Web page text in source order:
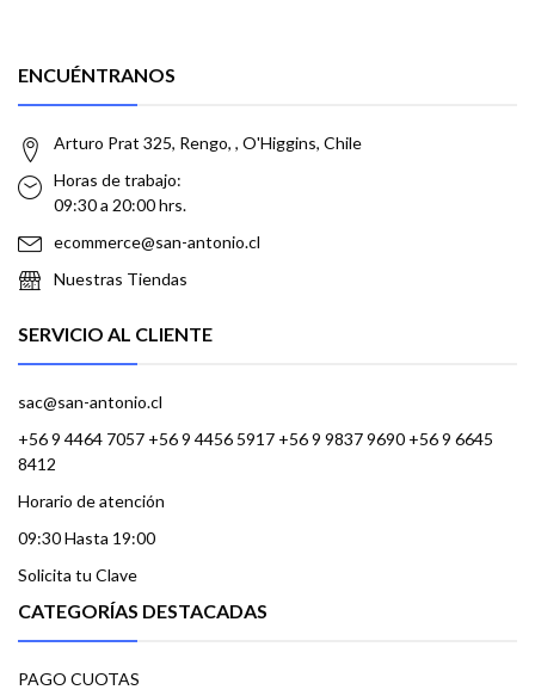
ENCUÉNTRANOS
Arturo Prat 325, Rengo, , O'Higgins, Chile
Horas de trabajo:
09:30 a 20:00 hrs.
ecommerce@san-antonio.cl
Nuestras Tiendas
SERVICIO AL CLIENTE
sac@san-antonio.cl
+56 9 4464 7057 +56 9 4456 5917 +56 9 9837 9690 +56 9 6645
8412
Horario de atención
09:30 Hasta 19:00
Solicita tu Clave
CATEGORÍAS DESTACADAS
PAGO CUOTAS